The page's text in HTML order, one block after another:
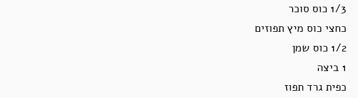
1/3 כוס סוכר
כחצי כוס מיץ תפוזים
1/2 כוס שמן
1 ביצה
כפית גרד תפוז